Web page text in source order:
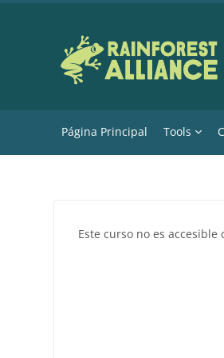
Página Principal Tools
Este curso no es